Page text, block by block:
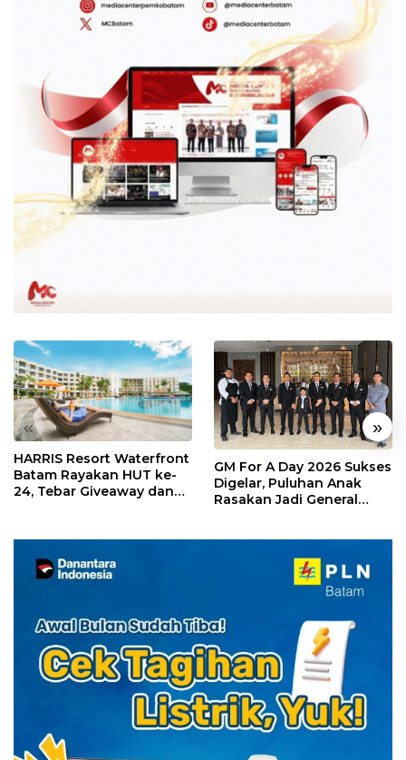
« »
HARRIS Resort Waterfront
Batam Rayakan HUT ke-
24, Tebar Giveaway dan
GM For A Day 2026 Sukses
Digelar, Puluhan Anak
Rasakan Jadi General